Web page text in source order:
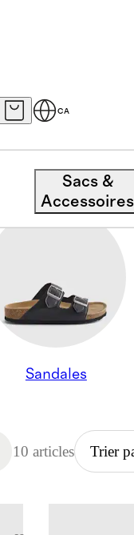
CA
Sacs &
Accessoires
Sandales
10 articles Trier